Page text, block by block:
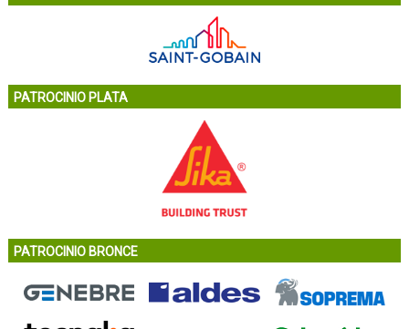
PATROCINIO PLATA
PATROCINIO BRONCE